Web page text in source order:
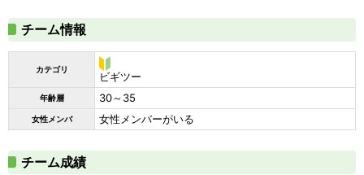
チーム情報
カテゴリ
ビ
ギ
ツ
ー
ビギツー
年齢層 30～35
女性メンバ 女性メンバーがいる
チーム成績